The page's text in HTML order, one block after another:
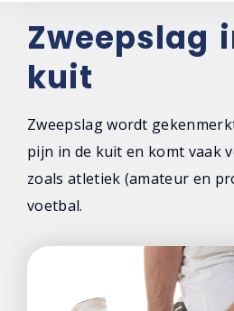
Over ons
Contact
Zweepslag
kuit
Zweepslag wordt
pijn in de kuit en komt vaak
zoals atletiek (amateur en
voetbal.